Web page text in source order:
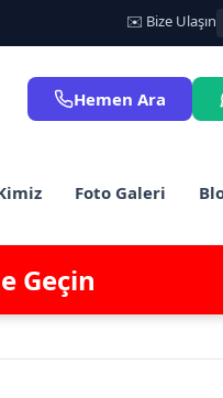
✉️ Bize Ulaşın
Foto Galeri
Hemen Ara
Geçin